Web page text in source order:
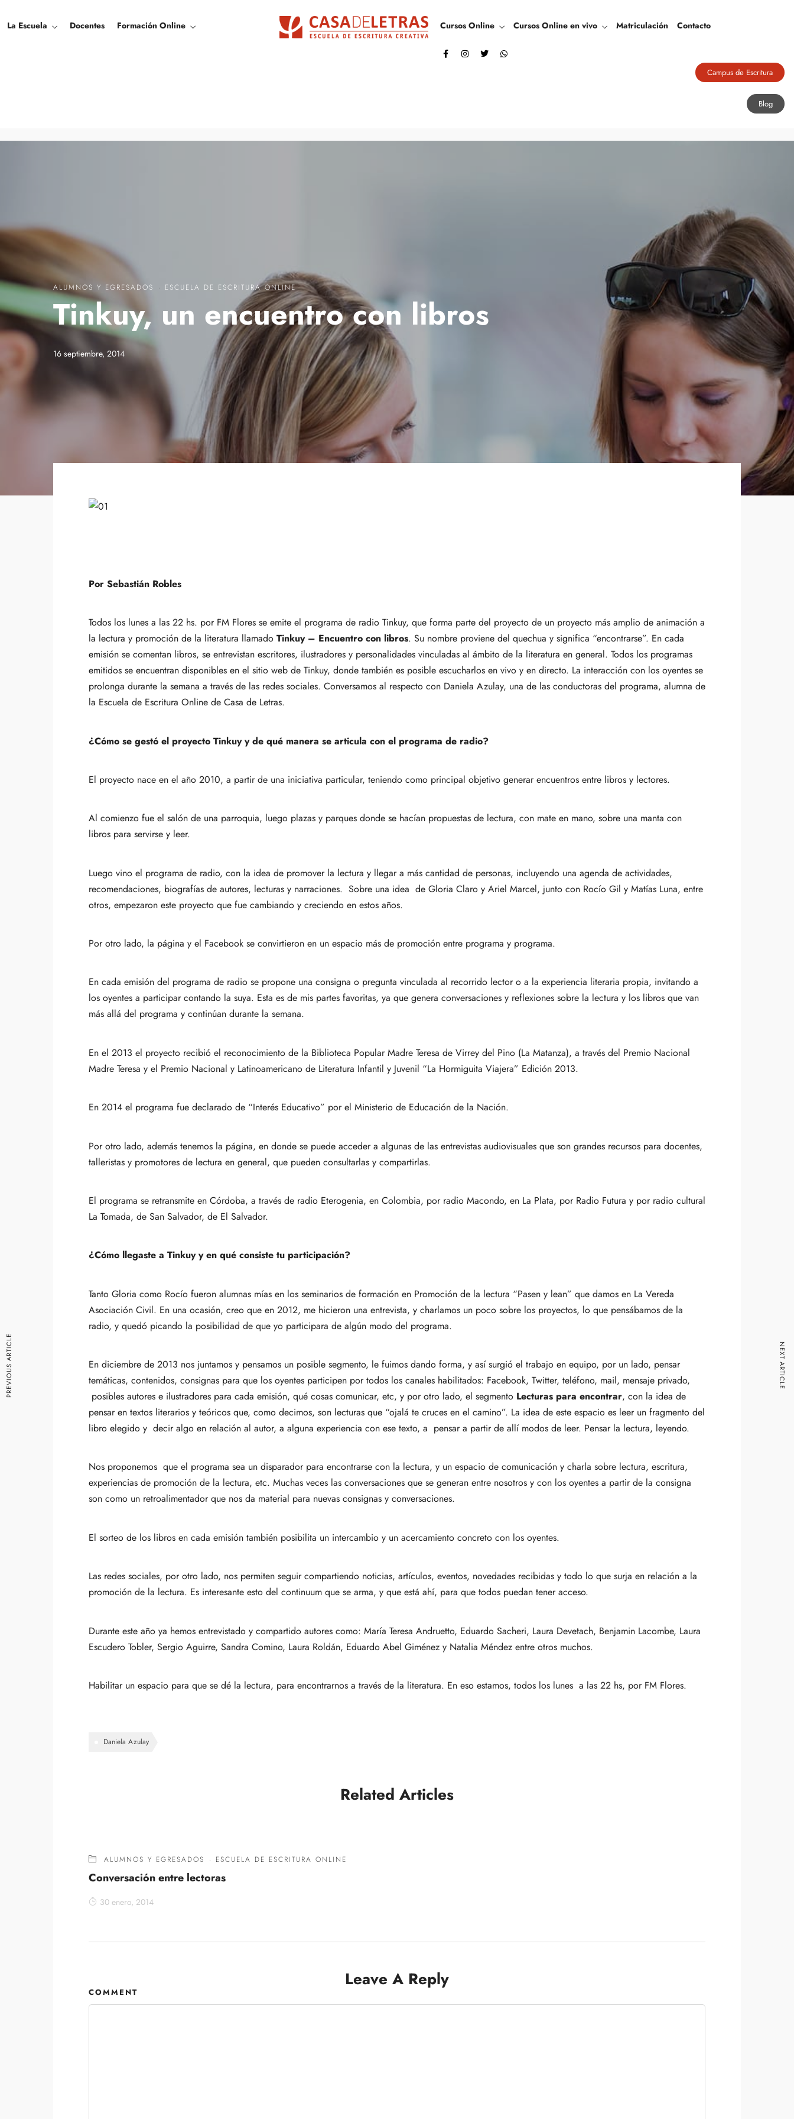
La Escuela Docentes Formación Online Cursos Online Cursos Online en vivo Matriculación Contacto
Campus de Escritura
Blog
ALUMNOS Y EGRESADOS · ESCUELA DE ESCRITURA ONLINE
Tinkuy, un encuentro con libros
16 septiembre, 2014
Por Sebastián Robles
Todos los lunes a las 22 hs. por FM Flores se emite el programa de radio Tinkuy, que forma parte del proyecto de un proyecto más amplio de animación a
la lectura y promoción de la literatura llamado Tinkuy – Encuentro con libros. Su nombre proviene del quechua y significa “encontrarse”. En cada
emisión se comentan libros, se entrevistan escritores, ilustradores y personalidades vinculadas al ámbito de la literatura en general. Todos los programas
emitidos se encuentran disponibles en el sitio web de Tinkuy, donde también es posible escucharlos en vivo y en directo. La interacción con los oyentes se
prolonga durante la semana a través de las redes sociales. Conversamos al respecto con Daniela Azulay, una de las conductoras del programa, alumna de
la Escuela de Escritura Online de Casa de Letras.
¿Cómo se gestó el proyecto Tinkuy y de qué manera se articula con el programa de radio?
El proyecto nace en el año 2010, a partir de una iniciativa particular, teniendo como principal objetivo generar encuentros entre libros y lectores.
Al comienzo fue el salón de una parroquia, luego plazas y parques donde se hacían propuestas de lectura, con mate en mano, sobre una manta con
libros para servirse y leer.
Luego vino el programa de radio, con la idea de promover la lectura y llegar a más cantidad de personas, incluyendo una agenda de actividades,
recomendaciones, biografías de autores, lecturas y narraciones. Sobre una idea de Gloria Claro y Ariel Marcel, junto con Rocío Gil y Matías Luna, entre
otros, empezaron este proyecto que fue cambiando y creciendo en estos años.
Por otro lado, la página y el Facebook se convirtieron en un espacio más de promoción entre programa y programa.
En cada emisión del programa de radio se propone una consigna o pregunta vinculada al recorrido lector o a la experiencia literaria propia, invitando a
los oyentes a participar contando la suya. Esta es de mis partes favoritas, ya que genera conversaciones y reflexiones sobre la lectura y los libros que van
más allá del programa y continúan durante la semana.
En el 2013 el proyecto recibió el reconocimiento de la Biblioteca Popular Madre Teresa de Virrey del Pino (La Matanza), a través del Premio Nacional
Madre Teresa y el Premio Nacional y Latinoamericano de Literatura Infantil y Juvenil “La Hormiguita Viajera” Edición 2013.
En 2014 el programa fue declarado de “Interés Educativo” por el Ministerio de Educación de la Nación.
Por otro lado, además tenemos la página, en donde se puede acceder a algunas de las entrevistas audiovisuales que son grandes recursos para docentes,
talleristas y promotores de lectura en general, que pueden consultarlas y compartirlas.
El programa se retransmite en Córdoba, a través de radio Eterogenia, en Colombia, por radio Macondo, en La Plata, por Radio Futura y por radio cultural
La Tomada, de San Salvador, de El Salvador.
¿Cómo llegaste a Tinkuy y en qué consiste tu participación?
Tanto Gloria como Rocío fueron alumnas mías en los seminarios de formación en Promoción de la lectura “Pasen y lean” que damos en La Vereda
Asociación Civil. En una ocasión, creo que en 2012, me hicieron una entrevista, y charlamos un poco sobre los proyectos, lo que pensábamos de la
radio, y quedó picando la posibilidad de que yo participara de algún modo del programa.
En diciembre de 2013 nos juntamos y pensamos un posible segmento, le fuimos dando forma, y así surgió el trabajo en equipo, por un lado, pensar
temáticas, contenidos, consignas para que los oyentes participen por todos los canales habilitados: Facebook, Twitter, teléfono, mail, mensaje privado,
posibles autores e ilustradores para cada emisión, qué cosas comunicar, etc, y por otro lado, el segmento Lecturas para encontrar, con la idea de
pensar en textos literarios y teóricos que, como decimos, son lecturas que “ojalá te cruces en el camino”. La idea de este espacio es leer un fragmento del
libro elegido y decir algo en relación al autor, a alguna experiencia con ese texto, a pensar a partir de allí modos de leer. Pensar la lectura, leyendo.
Nos proponemos que el programa sea un disparador para encontrarse con la lectura, y un espacio de comunicación y charla sobre lectura, escritura,
experiencias de promoción de la lectura, etc. Muchas veces las conversaciones que se generan entre nosotros y con los oyentes a partir de la consigna
son como un retroalimentador que nos da material para nuevas consignas y conversaciones.
El sorteo de los libros en cada emisión también posibilita un intercambio y un acercamiento concreto con los oyentes.
Las redes sociales, por otro lado, nos permiten seguir compartiendo noticias, artículos, eventos, novedades recibidas y todo lo que surja en relación a la
promoción de la lectura. Es interesante esto del continuum que se arma, y que está ahí, para que todos puedan tener acceso.
Durante este año ya hemos entrevistado y compartido autores como: María Teresa Andruetto, Eduardo Sacheri, Laura Devetach, Benjamin Lacombe, Laura
Escudero Tobler, Sergio Aguirre, Sandra Comino, Laura Roldán, Eduardo Abel Giménez y Natalia Méndez entre otros muchos.
Habilitar un espacio para que se dé la lectura, para encontrarnos a través de la literatura. En eso estamos, todos los lunes a las 22 hs, por FM Flores.
Daniela Azulay
Related Articles
ALUMNOS Y EGRESADOS · ESCUELA DE ESCRITURA ONLINE
Conversación entre lectoras
30 enero, 2014
Leave A Reply
COMMENT
PREVIOUS ARTICLE NEXT ARTICLE